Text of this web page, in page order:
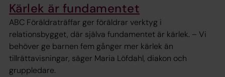
Kärlek är fundamentet
ABC Föräldraträffar ger föräldrar verktyg i
relationsbygget, där själva fundamentet är kärlek. – Vi
behöver ge barnen fem gånger mer kärlek än
tillrättavisningar, säger Maria Löfdahl, diakon och
gruppledare.